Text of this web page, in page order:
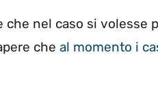
che nel caso si volesse
che al momento i